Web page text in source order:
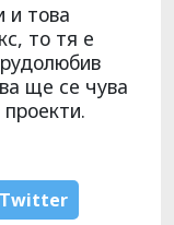
и това
то тя е
ще се чува
Тwitter